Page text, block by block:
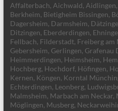
Affalterbach, Aichwald,
Berkheim, Bietigheim Bissingen,
Dagersheim, Darmsheim,
Ditzingen, Eberderdingen,
Fellbach, Filderstadt, Freiberg am
Gebersheim, Gerlingen, Grafenau
Heimmerdingen, Heimsheim,
Hochberg, Hochdorf, Höfingen,
Kernen, Köngen, Korntal
Echterdingen, Leonberg,
Malmsheim, Marbach am
Möglingen, Musberg,